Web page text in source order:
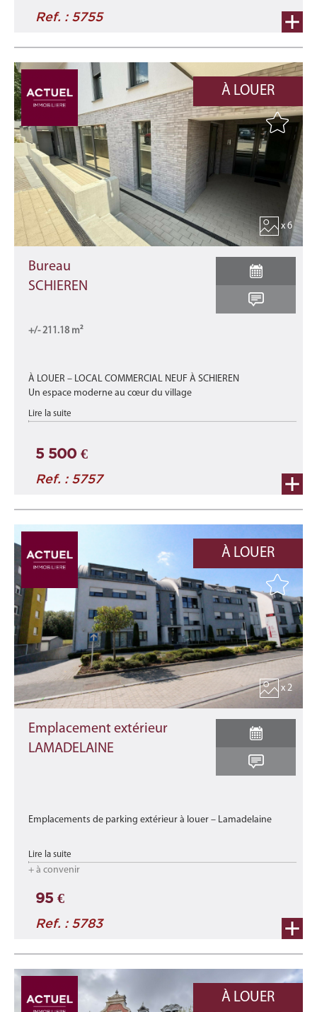
Ref. : 5755
À LOUER
x 6
Bureau
SCHIEREN
+/- 211.18 m²
À LOUER – LOCAL COMMERCIAL NEUF À SCHIEREN
Un espace moderne au cœur du village
Implanté au rez-de-chaussée de la nouvelle résidence « Duerf
Lire la suite
5 500 €
Ref. : 5757
À LOUER
x 2
Emplacement extérieur
LAMADELAINE
Emplacements de parking extérieur à louer – Lamadelaine
Dans une résidence idéalement située à Lamadelaine, à
proximité immédiate des transports en commun
Ces places sécu ...
Lire la suite
+ à convenir
95 €
Ref. : 5783
À LOUER